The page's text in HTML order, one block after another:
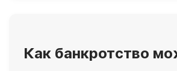
Как банкротство